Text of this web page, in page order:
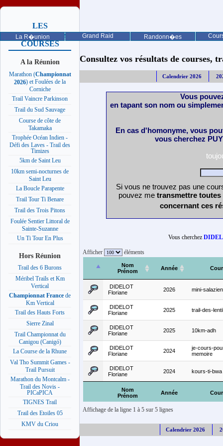
La R�union Grand Raid Randonn�es
LES
PROCHAINES
COURSES
A la Réunion
Marathon (Championnat
2026) et Foulées de la
Corniche
Trail Vaincre Parkinson
Trail du Sud Sauvage
Course de côte de
Takamaka
Trophée Océan Indien -
Défi des Laves - Trail des
Timizes
5km de Saint Leu
10km semi-nocturnes de
Saint Leu
La Boucle Parapente
Trail Tour Ti Benare
Trail des Trois Pitons
Foulée Sentier Littoral de
Sainte-Suzanne
Un Ti Tour En Plus
Hors Réunion
Trail des 6 Burons
Méribel Trails et Km
Vertical
Championnat France de
Km Vertical
Trail des Hauts Forts
Sierre Zinal
Trail Championnat du
Canigou (Canigó)
La Course de la Rhune
Val Tho Summit Games -
Trail Pursuit
Marathon du Montcalm -
Trail des Novis -
PICaPICA
TIGNES Trail
Trail des Etoiles 05
KMV du Criou
Consultez vos résultats de courses,
Calendrier 2026
Vous
en tapant son nom ou
En cas d'homonyme, vous
vous cherchez
Si vous ne trouvez pas une
pouvez me transmettre
concernant ces
Vous cherchez
Afficher éléments
Nom
Prénom
Année
Nom
Prénom
Année
DIDELOT
Floriane
2026 mini-
DIDELOT
Floriane
2025 trail-des-
DIDELOT
Floriane
2025 10km-adh
DIDELOT
Floriane
2024
je-cours-
memoire
DIDELOT
Floriane
2024 kours-ti-bwa
Affichage de la ligne 1 à 5 sur 5 lignes
Calendrier 2026